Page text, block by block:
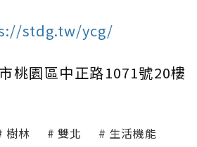
stdg.tw/ycg/
桃園區中正路1071號20樓
樹林 雙北 生活機能